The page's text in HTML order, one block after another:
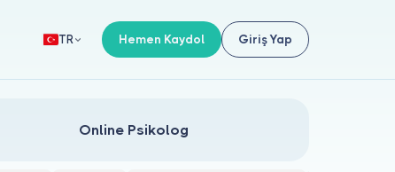
TR Hemen Kaydol Giriş Yap
Online Psikolog